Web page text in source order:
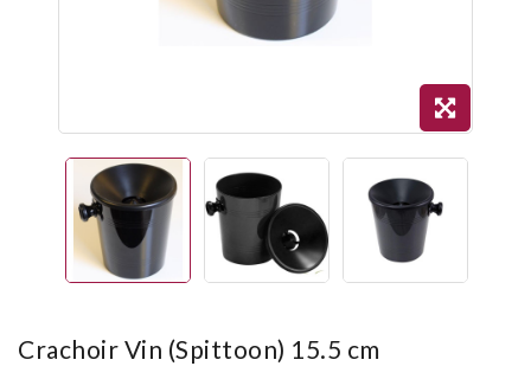
Crachoir Vin (Spittoon) 15.5 cm